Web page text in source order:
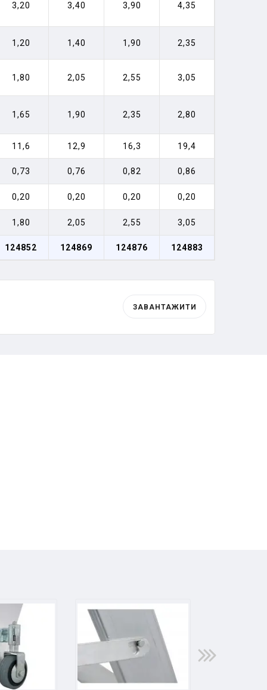
124852 124869 124876 124883
3,20 3,40 3,90 4,35
1,20 1,40 1,90 2,35
1,80 2,05 2,55 3,05
1,65 1,90 2,35 2,80
11,6 12,9 16,3 19,4
0,73 0,76 0,82 0,86
0,20 0,20 0,20 0,20
1,80 2,05 2,55 3,05
ЗАВАНТАЖИТИ